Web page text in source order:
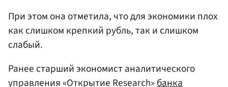
При этом она отметила, что для экономики плох
как слишком крепкий рубль, так и слишком
слабый.
Ранее старший экономист аналитического
управления «Открытие Research»банка